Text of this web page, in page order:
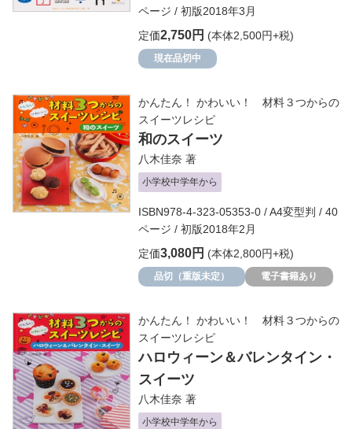
ページ / 初版2018年3月
定価2,750円 (本体2,500円+税)
現在品切中
かんたん！ かわいい！ 材料３つからの
スイーツレシピ
和のスイーツ
八木佳奈 著
小学校中学年から
ISBN978-4-323-05353-0 / A4変型判 / 40
ページ / 初版2018年2月
定価3,080円 (本体2,800円+税)
品切（重版未定） 電子書籍あり
かんたん！ かわいい！ 材料３つからの
スイーツレシピ
ハロウィーン＆バレンタイン・
スイーツ
八木佳奈 著
小学校中学年から